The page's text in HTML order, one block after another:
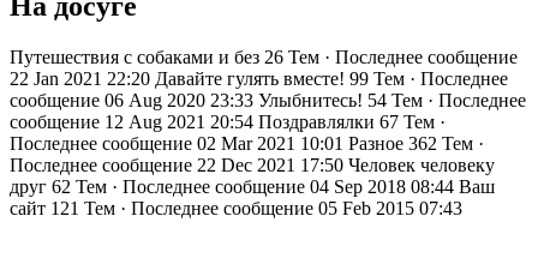
Путешествия с собаками и без 26 Тем · Последнее сообщение
22 Jan 2021 22:20 Давайте гулять вместе! 99 Тем · Последнее
сообщение 06 Aug 2020 23:33 Улыбнитесь! 54 Тем · Последнее
сообщение 12 Aug 2021 20:54 Поздравлялки 67 Тем ·
Последнее сообщение 02 Mar 2021 10:01 Разное 362 Тем ·
Последнее сообщение 22 Dec 2021 17:50 Человек человеку
друг 62 Тем · Последнее сообщение 04 Sep 2018 08:44 Ваш
сайт 121 Тем · Последнее сообщение 05 Feb 2015 07:43